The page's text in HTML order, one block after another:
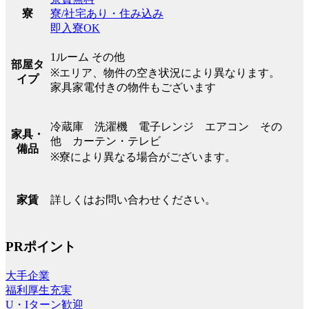
寮
寮/社宅あり・住み込み
即入寮OK
部屋タ
イプ
1ルーム その他
※エリア、物件の空き状況により異なります。
家具家電付きの物件もございます
家具・
備品
冷蔵庫 洗濯機 電子レンジ エアコン その
他 カーテン・テレビ
※寮により異なる場合がございます。
家賃 詳しくはお問い合わせください。
PRポイント
大手企業
福利厚生充実
U・Iターン歓迎